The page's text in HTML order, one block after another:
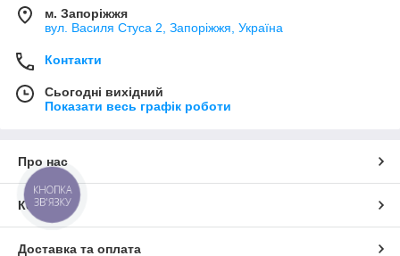
м. Запоріжжя
вул. Василя Стуса 2, Запоріжжя, Україна
Контакти
Сьогодні вихідний
Показати весь графік роботи
Про нас
Контакти
Доставка та оплата
КНОПКА
ЗВ'ЯЗКУ